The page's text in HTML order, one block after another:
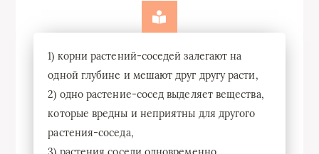
1) корни растений-соседей залегают на
одной глубине и мешают друг другу расти,
2) одно растение-сосед выделяет вещества,
которые вредны и неприятны для другого
растения-соседа,